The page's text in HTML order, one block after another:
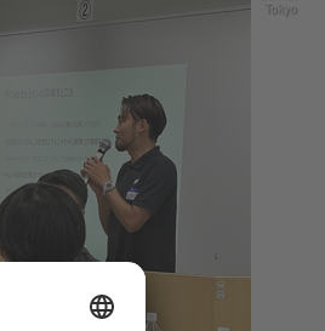
Tokyo